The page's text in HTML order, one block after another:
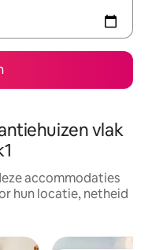
vlak
accommodaties
hun locatie, netheid